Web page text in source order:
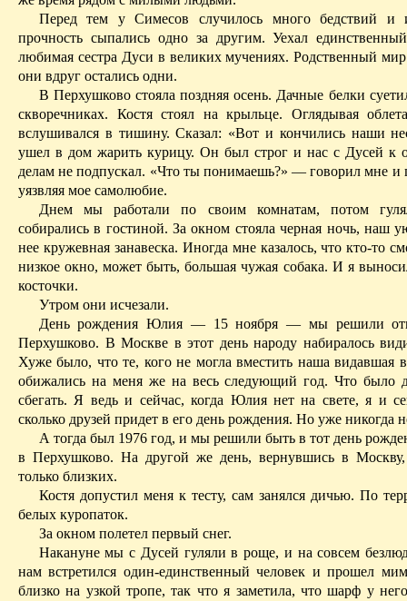
Перед тем у Симесовслучилось много бедствий и
прочность сыпалисьодно за другим. Уехал
любимая сестра Дуси в великих мучениях. Родственный мир
они вдруг остались одни.
В Перхушково стояла поздняя осень. Дачные белки
скворечниках. Костя стоял на крыльце. Оглядывая
вслушивался в тишину. Сказал: «Вот и кончились наши
ушел в дом жарить курицу. Он был строг и нас с Дусей к
делам не подпускал. «Что ты понимаешь?» — говорил мне и
уязвляя мое самолюбие.
Днем мы работали по своим комнатам, потом
собирались в гостиной. За окном стояла черная ночь, наш
нее кружевная занавеска. Иногда мне казалось, что кто-то
низкое окно, может быть, большая чужая собака. И я
косточки.
Утром они исчезали.
День рождения Юлия — 15 ноября — мы решили
Перхушково. В Москве в этот день народу набиралось
Хуже было, что те, кого не могла вместить наша видавшая
обижались на меня же на весь следующий год. Что было
сбегать. Я ведь и сейчас, когда Юлия нет на свете, я и
сколько друзей придет в его день рождения. Но уже никогда
А тогда был 1976 год, и мы решили быть в тот день
в Перхушково. На другой же день, вернувшись в Москву,
только близких.
Костя допустил меня к тесту, сам занялся дичью. По
белых куропаток.
За окном полетел первый снег.
Накануне мы с Дусей гуляли в роще, и на совсем
нам встретился один-единственный человек и прошел
близко на узкой тропе, так что я заметила, что шарф у